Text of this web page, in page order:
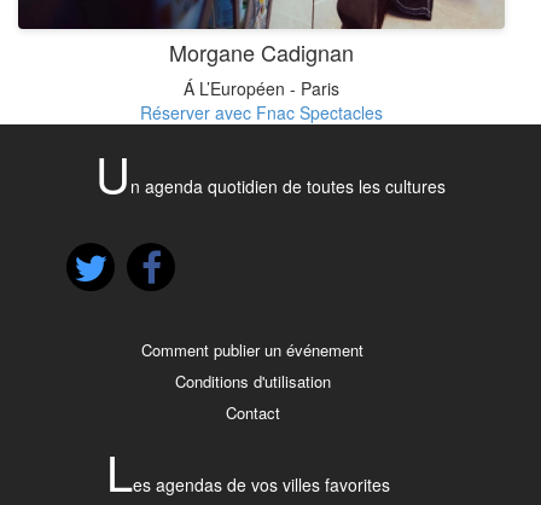
Morgane Cadignan
Á L’Européen - Paris
Réserver avec Fnac Spectacles
U n agenda quotidien de toutes les cultures
Comment publier un événement
Conditions d'utilisation
Contact
Les agendas de vos villes favorites